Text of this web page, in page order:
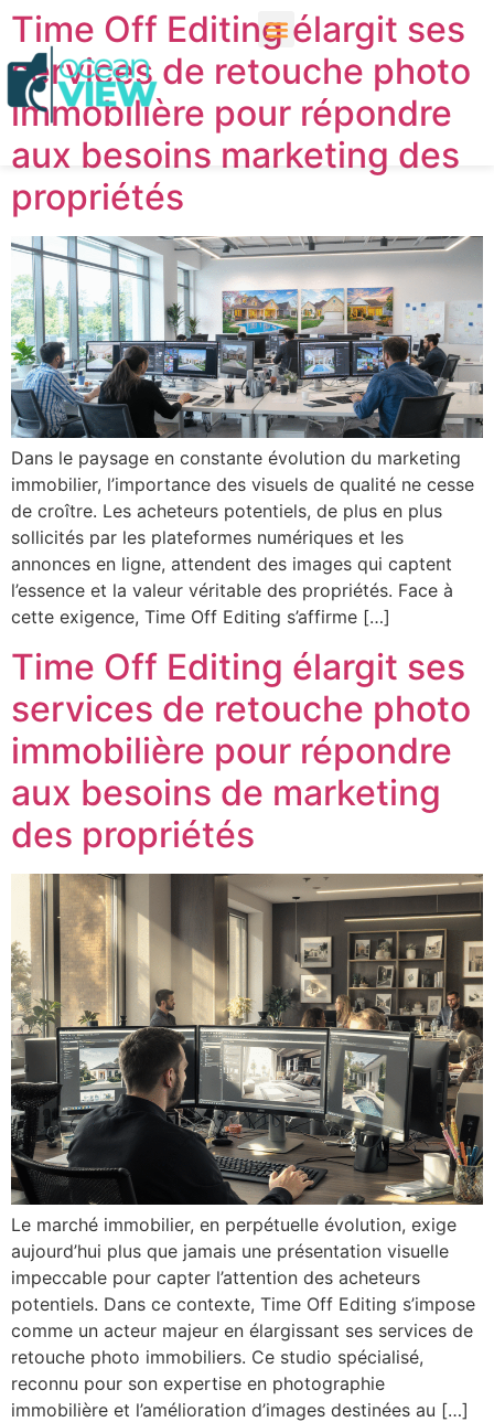
Time Off Editing élargit ses
services de retouche photo
immobilière pour répondre
aux besoins marketing des
propriétés
Dans le paysage en constante évolution du marketing
immobilier, l’importance des visuels de qualité ne cesse
de croître. Les acheteurs potentiels, de plus en plus
sollicités par les plateformes numériques et les
annonces en ligne, attendent des images qui captent
l’essence et la valeur véritable des propriétés. Face à
cette exigence, Time Off Editing s’affirme […]
Time Off Editing élargit ses
services de retouche photo
immobilière pour répondre
aux besoins de marketing
des propriétés
Le marché immobilier, en perpétuelle évolution, exige
aujourd’hui plus que jamais une présentation visuelle
impeccable pour capter l’attention des acheteurs
potentiels. Dans ce contexte, Time Off Editing s’impose
comme un acteur majeur en élargissant ses services de
retouche photo immobiliers. Ce studio spécialisé,
reconnu pour son expertise en photographie
immobilière et l’amélioration d’images destinées au […]